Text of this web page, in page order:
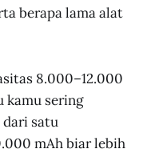
berapa lama alat
8.000–12.000
kamu sering
dari satu
mAh biar lebih